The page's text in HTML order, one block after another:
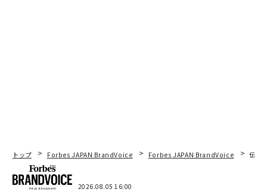
トップ Forbes JAPAN BrandVoice Forbes JAPAN BrandVoice 伝統
2026.08.05 16:00